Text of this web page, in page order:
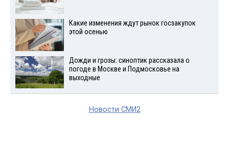
Какие изменения ждут рынок госзакупок
этой осенью
Дожди и грозы: синоптик рассказала о
погоде в Москве и Подмосковье на
выходные
Новости СМИ2